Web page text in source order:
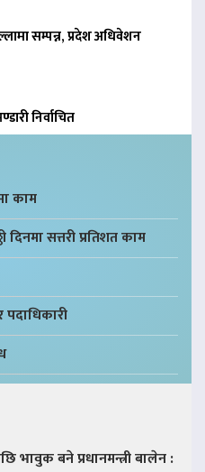
सम्पन्न, प्रदेश अधिवेशन
निर्वाचित
काम
सत्तरी प्रतिशत काम
भावुक बने प्रधानमन्त्री बालेन :